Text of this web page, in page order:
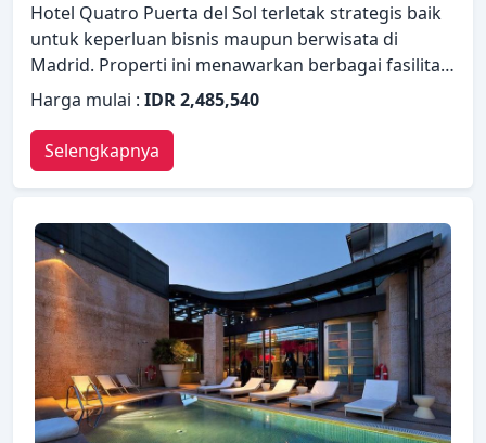
Hotel Quatro Puerta del Sol terletak strategis baik
untuk keperluan bisnis maupun berwisata di
Madrid. Properti ini menawarkan berbagai fasilitas
untuk memastikan Anda mendapatkan
pengalaman yang luar biasa. Manfaatkan WiFi
gratis di semua kamar, layanan kebersihan harian,
binatu (laundromat), layanan taksi, layanan tiket
yang ada di properti ini. Dirancang untuk
memberikan kenyamanan, beberapa kamar
memiliki televisi layar datar, rak pakaian, linen,
sandal, handuk untuk memastikan kenyamanan
istirahat malam Anda. Beristirahatlah setelah
seharian beraktivitas dan nikmatilah hot tub. Staf
yang ramah, fasilitas yang istimewa dan dekat
dengan semua yang Madrid tawarkan, merupakan
tiga alasan utama Anda untuk menginap di Hotel
Quatro Puerta del Sol.
Harga mulai : IDR 2,485,540
Selengkapnya